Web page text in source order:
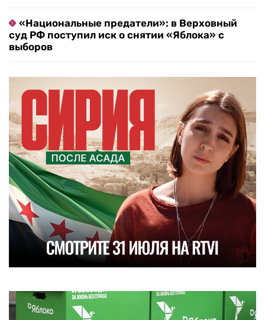
«Национальные предатели»: в Верховный
суд РФ поступил иск о снятии «Яблока» с
выборов